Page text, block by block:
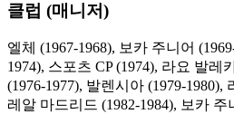
클럽 (매니저)
엘체 (1967-1968), 보카 주니어
1974), 스포츠 CP (1974), 라요 발레
(1976-1977), 발렌시아 (1979-1980),
레알 마드리드 (1982-1984), 보카